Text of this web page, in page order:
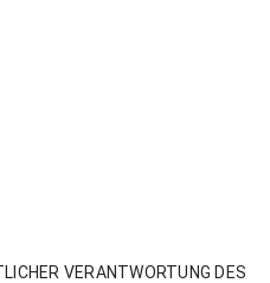
VERANTWORTUNG DES